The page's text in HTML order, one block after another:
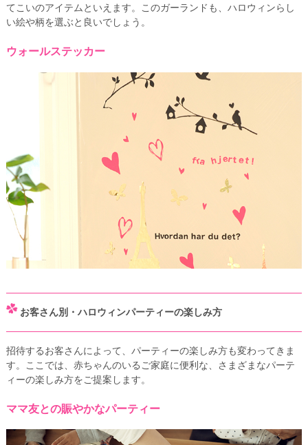
てこいのアイテムといえます。このガーランドも、ハロウィンらし
い絵や柄を選ぶと良いでしょう。
ウォールステッカー
お客さん別・ハロウィンパーティーの楽しみ方
招待するお客さんによって、パーティーの楽しみ方も変わってきま
す。ここでは、赤ちゃんのいるご家庭に便利な、さまざまなパーテ
ィーの楽しみ方をご提案します。
ママ友との賑やかなパーティー